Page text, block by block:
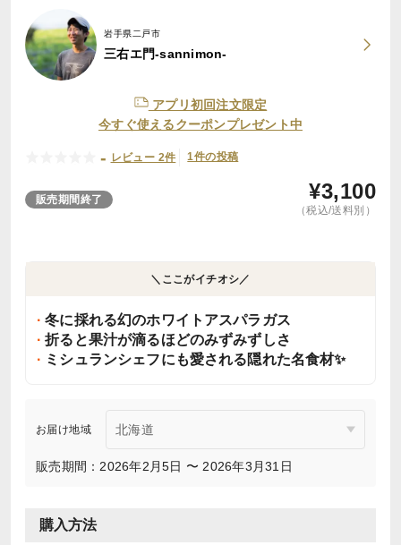
岩手県二戸市
三右エ門-sannimon-
アプリ初回注文限定
今すぐ使えるクーポンプレゼント中
- レビュー 2件 1件の投稿
販売期間終了 ¥3,100
（税込/送料別）
＼ここがイチオシ／
冬に採れる幻のホワイトアスパラガス
折ると果汁が滴るほどのみずみずしさ
ミシュランシェフにも愛される隠れた名食材✨
お届け地域
販売期間：2026年2月5日 〜 2026年3月31日
購入方法